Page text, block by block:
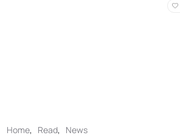
Home, Read, News